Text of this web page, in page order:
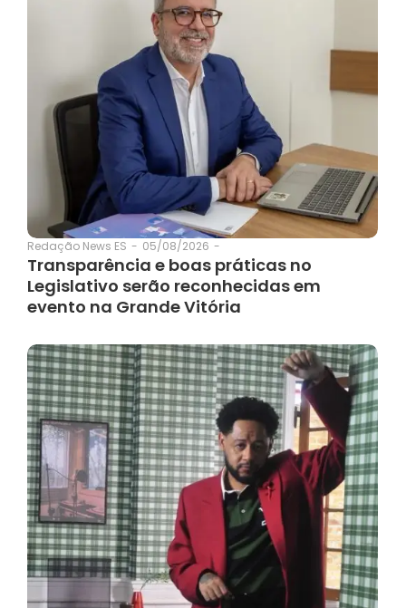
Redação News ES - 05/08/2026 -
Transparência e boas práticas no
Legislativo serão reconhecidas em
evento na Grande Vitória